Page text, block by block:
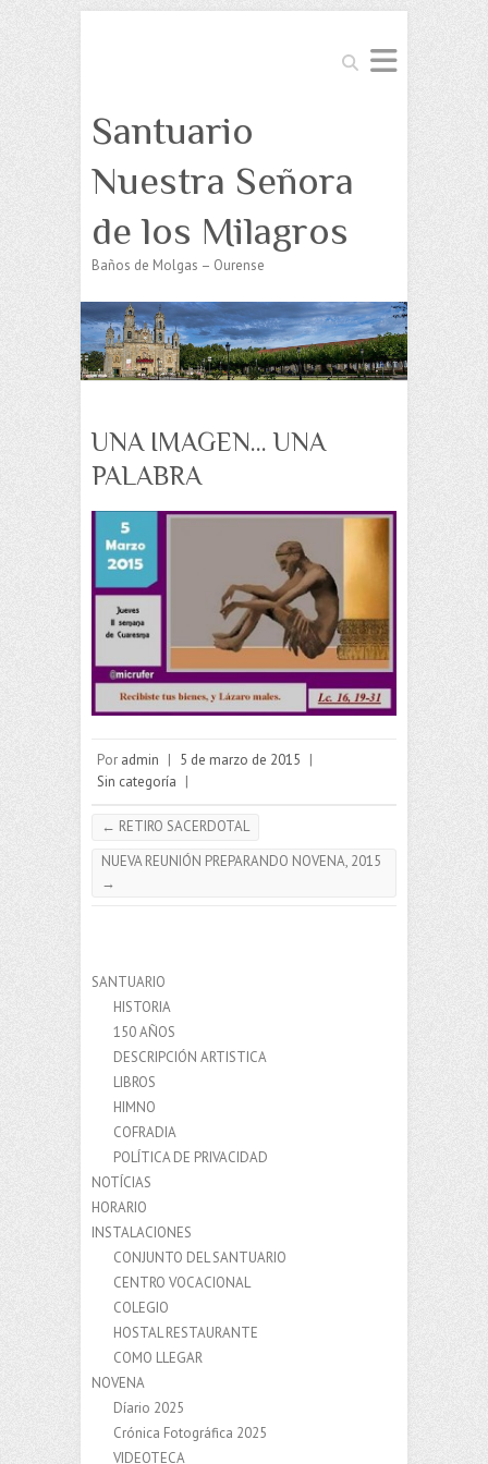
Buscar
Santuario
Nuestra Señora
de los Milagros
Baños de Molgas – Ourense
UNA IMAGEN… UNA
PALABRA
Por admin | 5 de marzo de 2015 |
Sin categoría |
← RETIRO SACERDOTAL
NUEVA REUNIÓN PREPARANDO NOVENA, 2015
→
SANTUARIO
HISTORIA
150 AÑOS
DESCRIPCIÓN ARTISTICA
LIBROS
HIMNO
COFRADIA
POLÍTICA DE PRIVACIDAD
NOTÍCIAS
HORARIO
INSTALACIONES
CONJUNTO DEL SANTUARIO
CENTRO VOCACIONAL
COLEGIO
HOSTAL RESTAURANTE
COMO LLEGAR
NOVENA
Díario 2025
Crónica Fotográfica 2025
VIDEOTECA